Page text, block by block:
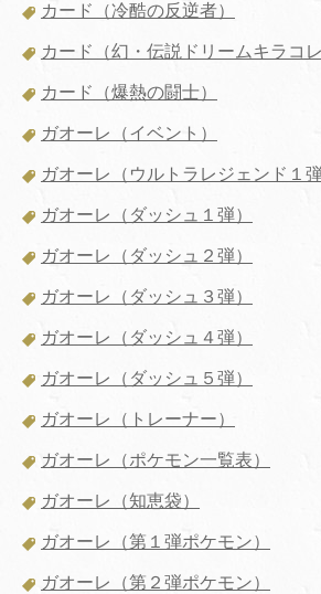
カード（冷酷の反逆者）
カード（幻・伝説ドリームキラコ
カード（爆熱の闘士）
ガオーレ（イベント）
ガオーレ（ウルトラレジェンド１弾
ガオーレ（ダッシュ１弾）
ガオーレ（ダッシュ２弾）
ガオーレ（ダッシュ３弾）
ガオーレ（ダッシュ４弾）
ガオーレ（ダッシュ５弾）
ガオーレ（トレーナー）
ガオーレ（ポケモン一覧表）
ガオーレ（知恵袋）
ガオーレ（第１弾ポケモン）
ガオーレ（第２弾ポケモン）